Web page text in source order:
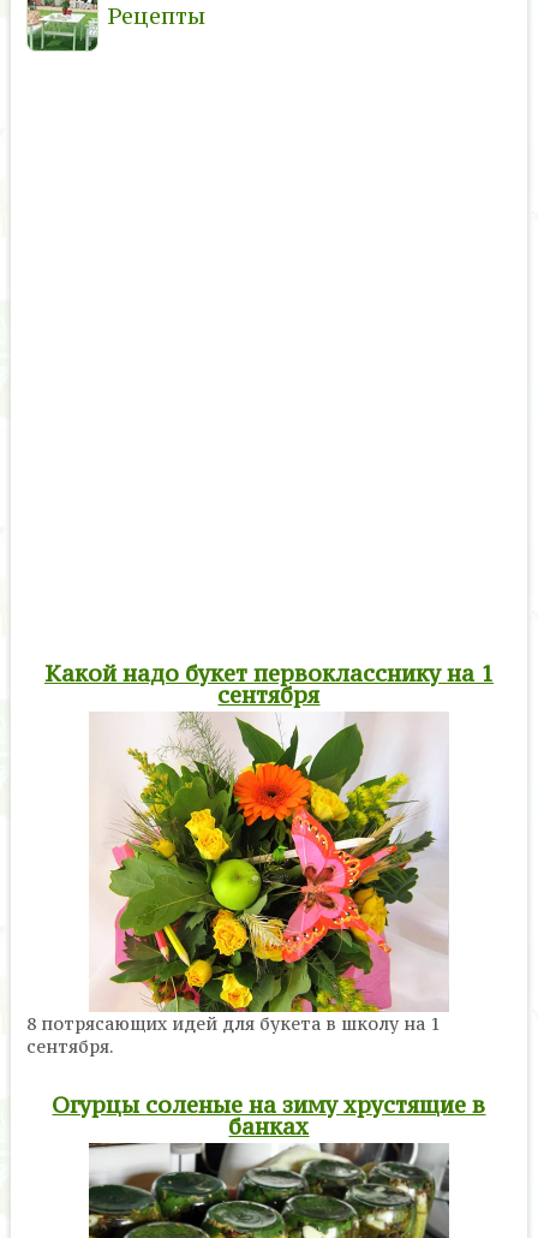
Рецепты
Какой надо букет первокласснику на 1
сентября
8 потрясающих идей для букета в школу на 1
сентября.
Огурцы соленые на зиму хрустящие в
банках